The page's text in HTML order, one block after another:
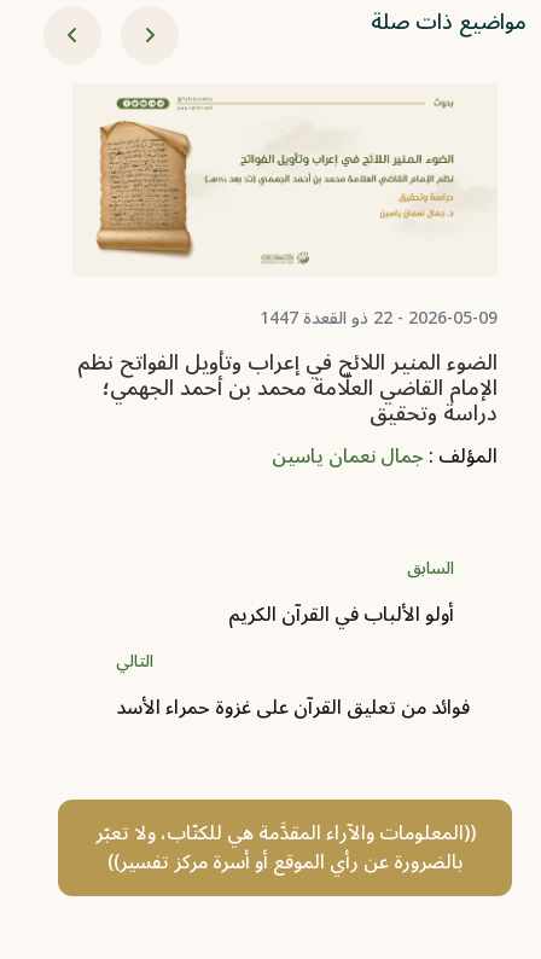
مواضيع ذات صلة
2026-05-09 - 22 ذو القعدة 1447
الضوء المنير اللائح في إعراب وتأويل الفواتح نظم
الإمام القاضي العلّامة محمد بن أحمد الجهمي؛
دراسة وتحقيق
المؤلف :جمال نعمان ياسين
السابق
أولو الألباب في القرآن الكريم
التالي
فوائد من تعليق القرآن على غزوة حمراء الأسد
((المعلومات والآراء المقدَّمة هي للكتّاب، ولا تعبّر
بالضرورة عن رأي الموقع أو أسرة مركز تفسير))